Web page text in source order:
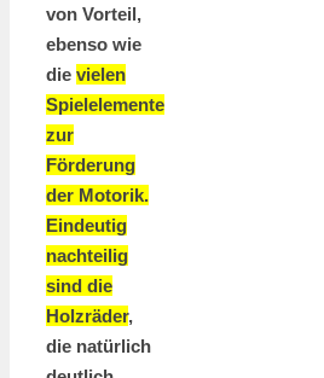
von Vorteil,
ebenso wie
die vielen
Spielelemente
zur
Förderung
der Motorik.
Eindeutig
nachteilig
sind die
Holzräder,
die natürlich